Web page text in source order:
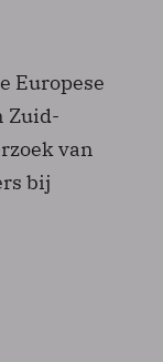
Europese
Zuid-
van
bij